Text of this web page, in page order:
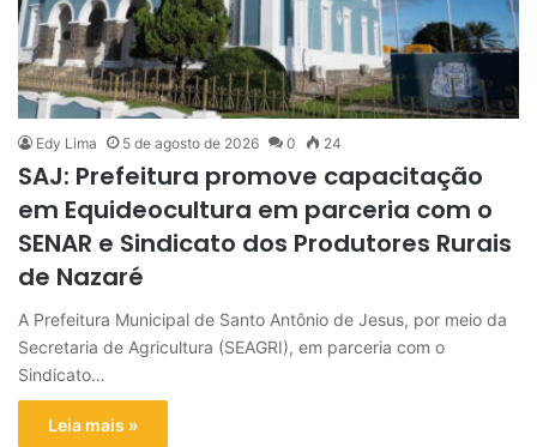
Edy Lima 5 de agosto de 2026 0 24
SAJ: Prefeitura promove capacitação
em Equideocultura em parceria com o
SENAR e Sindicato dos Produtores Rurais
de Nazaré
A Prefeitura Municipal de Santo Antônio de Jesus, por meio da
Secretaria de Agricultura (SEAGRI), em parceria com o
Sindicato…
Leia mais »